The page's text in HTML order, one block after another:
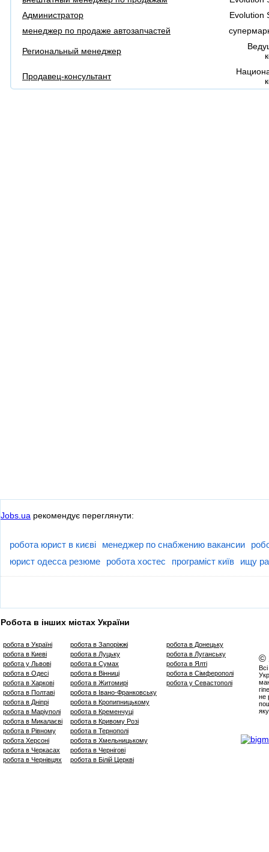
Администратор
Evolution
менеджер по продаже автозапчастей
Региональный менеджер
Продавец-консультант
Jobs.ua рекомендує переглянути:
робота юрист в києві менеджер по снабжению вакансии
юрист одесса резюме
робота хостес програміст київ ищу
Робота в інших містах України
робота в Україні
робота в Киеві
робота у Львові
робота в Одесі
робота в Харкові
робота в Полтаві
робота в Дніпрі
робота в Маріуполі
робота в Микалаєві
робота в Рівному
робота Херсоні
робота в Черкасах
робота в Чернівцях
робота в Запоріжжі
робота в Луцьку
робота в Сумах
робота в Вінниці
робота в Житомирі
робота в Івано-Франковську
робота в Кропипницькому
робота в Кременчуці
робота в Кривому Розі
робота в Тернополі
робота в Хмельницькому
робота в Чернігові
робота в Білій Церкві
робота в Донецьку
робота в Луганську
робота в Ялті
робота в Сімферополі
робота у Севастополі
©
не